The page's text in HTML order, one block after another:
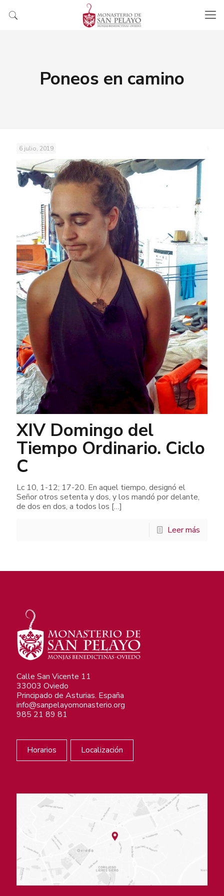
Poneos en camino
6 julio, 2019
XIV Domingo del
Tiempo Ordinario. Ciclo
C
Lc 10, 1-12; 17-20. En aquel tiempo, designó el
Señor otros setenta y dos, y los mandó por delante,
de dos en dos, a todos los […]
Leer más
Calle San Vicente 11
33003 Oviedo
Principado de Asturias. España
info@sanpelayomonasterio.org
985 21 89 81
Horarios Localización